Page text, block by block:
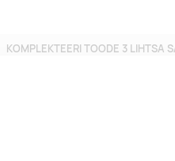
KOMPLEKTEERI TOODE 3 LIHTSA